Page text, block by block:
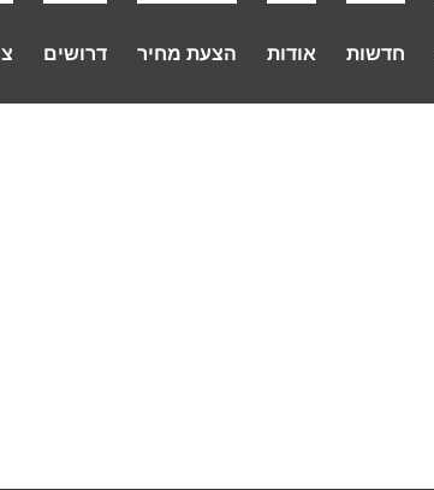
חדשות אודות הצעת מחיר דרושים